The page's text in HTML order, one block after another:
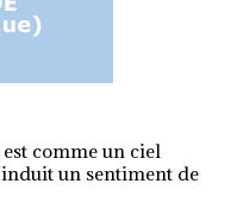
est comme un ciel
induit un sentiment de